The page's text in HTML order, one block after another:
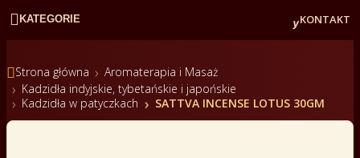
 KATEGORIE KONTAKT
Strona główna
Aromaterapia i Masaż
Kadzidła indyjskie, tybetańskie i japońskie
Kadzidła w patyczkach
SATTVA INCENSE LOTUS 30GM